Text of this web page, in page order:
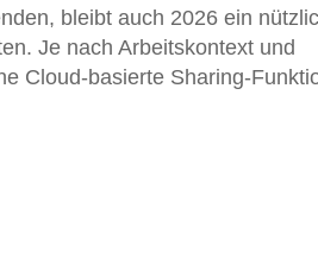
bleibt auch 2026 ein
Je nach Arbeitskontext und
Cloud-basierte Sharing-